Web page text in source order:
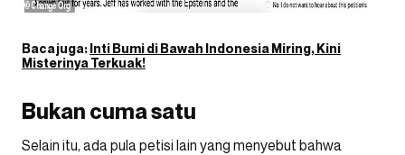
Baca juga:Inti Bumi di Bawah Indonesia Miring, Kini
Misterinya Terkuak!
Bukan cuma satu
Selain itu, ada pula petisi lain yang menyebut bahwa